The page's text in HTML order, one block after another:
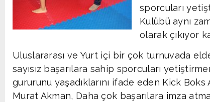
sporcuları
Kulübü aynı
olarak çıkıyor
Uluslararası ve Yurt içi bir çok turnuvada
sayısız başarılara sahip sporcuları
gururunu yaşadıklarını ifade eden Kick
Murat Akman, Daha çok başarılara imza